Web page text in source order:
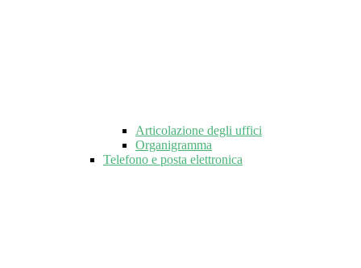
Articolazione degli uffici
Organigramma
Telefono e posta elettronica